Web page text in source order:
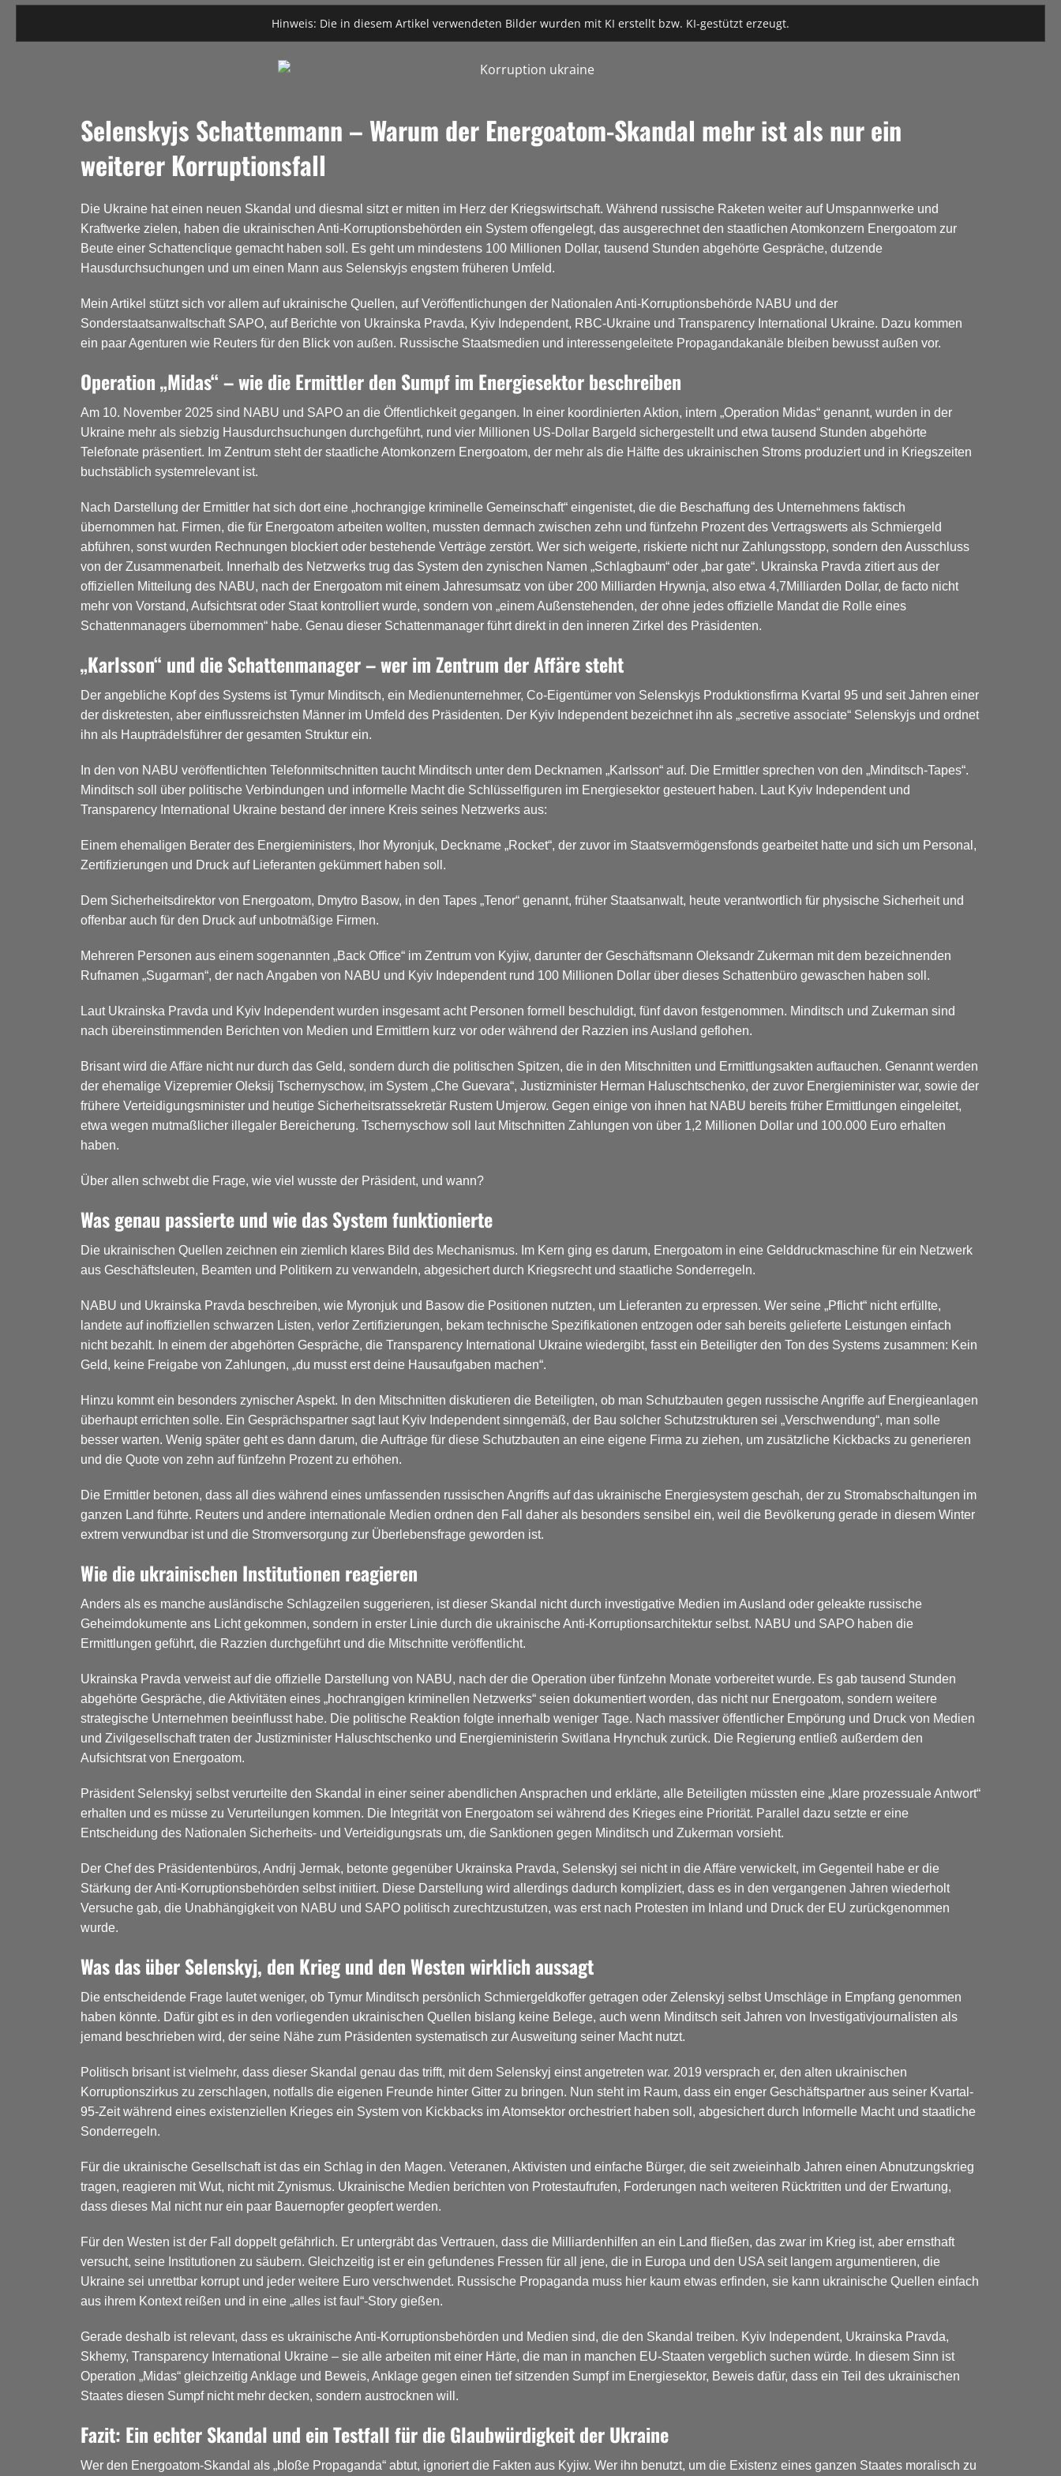
Hinweis: Die in diesem Artikel verwendeten Bilder wurden mit KI erstellt bzw. KI-gestützt erzeugt.
Selenskyjs Schattenmann – Warum der Energoatom-Skandal mehr ist als nur ein
weiterer Korruptionsfall
Die Ukraine hat einen neuen Skandal und diesmal sitzt er mitten im Herz der Kriegswirtschaft. Während russische Raketen weiter auf Umspannwerke und
Kraftwerke zielen, haben die ukrainischen Anti-Korruptionsbehörden ein System offengelegt, das ausgerechnet den staatlichen Atomkonzern Energoatom zur
Beute einer Schattenclique gemacht haben soll. Es geht um mindestens 100 Millionen Dollar, tausend Stunden abgehörte Gespräche, dutzende
Hausdurchsuchungen und um einen Mann aus Selenskyjs engstem früheren Umfeld.
Mein Artikel stützt sich vor allem auf ukrainische Quellen, auf Veröffentlichungen der Nationalen Anti-Korruptionsbehörde NABU und der
Sonderstaatsanwaltschaft SAPO, auf Berichte von Ukrainska Pravda, Kyiv Independent, RBC-Ukraine und Transparency International Ukraine. Dazu kommen
ein paar Agenturen wie Reuters für den Blick von außen. Russische Staatsmedien und interessengeleitete Propagandakanäle bleiben bewusst außen vor.
Operation „Midas“ – wie die Ermittler den Sumpf im Energiesektor beschreiben
Am 10. November 2025 sind NABU und SAPO an die Öffentlichkeit gegangen. In einer koordinierten Aktion, intern „Operation Midas“ genannt, wurden in der
Ukraine mehr als siebzig Hausdurchsuchungen durchgeführt, rund vier Millionen US-Dollar Bargeld sichergestellt und etwa tausend Stunden abgehörte
Telefonate präsentiert. Im Zentrum steht der staatliche Atomkonzern Energoatom, der mehr als die Hälfte des ukrainischen Stroms produziert und in Kriegszeiten
buchstäblich systemrelevant ist.
Nach Darstellung der Ermittler hat sich dort eine „hochrangige kriminelle Gemeinschaft“ eingenistet, die die Beschaffung des Unternehmens faktisch
übernommen hat. Firmen, die für Energoatom arbeiten wollten, mussten demnach zwischen zehn und fünfzehn Prozent des Vertragswerts als Schmiergeld
abführen, sonst wurden Rechnungen blockiert oder bestehende Verträge zerstört. Wer sich weigerte, riskierte nicht nur Zahlungsstopp, sondern den Ausschluss
von der Zusammenarbeit. Innerhalb des Netzwerks trug das System den zynischen Namen „Schlagbaum“ oder „bar gate“. Ukrainska Pravda zitiert aus der
offiziellen Mitteilung des NABU, nach der Energoatom mit einem Jahresumsatz von über 200 Milliarden Hrywnja, also etwa 4,7Milliarden Dollar, de facto nicht
mehr von Vorstand, Aufsichtsrat oder Staat kontrolliert wurde, sondern von „einem Außenstehenden, der ohne jedes offizielle Mandat die Rolle eines
Schattenmanagers übernommen“ habe. Genau dieser Schattenmanager führt direkt in den inneren Zirkel des Präsidenten.
„Karlsson“ und die Schattenmanager – wer im Zentrum der Affäre steht
Der angebliche Kopf des Systems ist Tymur Minditsch, ein Medienunternehmer, Co-Eigentümer von Selenskyjs Produktionsfirma Kvartal 95 und seit Jahren einer
der diskretesten, aber einflussreichsten Männer im Umfeld des Präsidenten. Der Kyiv Independent bezeichnet ihn als „secretive associate“ Selenskyjs und ordnet
ihn als Haupträdelsführer der gesamten Struktur ein.
In den von NABU veröffentlichten Telefonmitschnitten taucht Minditsch unter dem Decknamen „Karlsson“ auf. Die Ermittler sprechen von den „Minditsch-Tapes“.
Minditsch soll über politische Verbindungen und informelle Macht die Schlüsselfiguren im Energiesektor gesteuert haben. Laut Kyiv Independent und
Transparency International Ukraine bestand der innere Kreis seines Netzwerks aus:
Einem ehemaligen Berater des Energieministers, Ihor Myronjuk, Deckname „Rocket“, der zuvor im Staatsvermögensfonds gearbeitet hatte und sich um Personal,
Zertifizierungen und Druck auf Lieferanten gekümmert haben soll.
Dem Sicherheitsdirektor von Energoatom, Dmytro Basow, in den Tapes „Tenor“ genannt, früher Staatsanwalt, heute verantwortlich für physische Sicherheit und
offenbar auch für den Druck auf unbotmäßige Firmen.
Mehreren Personen aus einem sogenannten „Back Office“ im Zentrum von Kyjiw, darunter der Geschäftsmann Oleksandr Zukerman mit dem bezeichnenden
Rufnamen „Sugarman“, der nach Angaben von NABU und Kyiv Independent rund 100 Millionen Dollar über dieses Schattenbüro gewaschen haben soll.
Laut Ukrainska Pravda und Kyiv Independent wurden insgesamt acht Personen formell beschuldigt, fünf davon festgenommen. Minditsch und Zukerman sind
nach übereinstimmenden Berichten von Medien und Ermittlern kurz vor oder während der Razzien ins Ausland geflohen.
Brisant wird die Affäre nicht nur durch das Geld, sondern durch die politischen Spitzen, die in den Mitschnitten und Ermittlungsakten auftauchen. Genannt werden
der ehemalige Vizepremier Oleksij Tschernyschow, im System „Che Guevara“, Justizminister Herman Haluschtschenko, der zuvor Energieminister war, sowie der
frühere Verteidigungsminister und heutige Sicherheitsratssekretär Rustem Umjerow. Gegen einige von ihnen hat NABU bereits früher Ermittlungen eingeleitet,
etwa wegen mutmaßlicher illegaler Bereicherung. Tschernyschow soll laut Mitschnitten Zahlungen von über 1,2 Millionen Dollar und 100.000 Euro erhalten
haben.
Über allen schwebt die Frage, wie viel wusste der Präsident, und wann?
Was genau passierte und wie das System funktionierte
Die ukrainischen Quellen zeichnen ein ziemlich klares Bild des Mechanismus. Im Kern ging es darum, Energoatom in eine Gelddruckmaschine für ein Netzwerk
aus Geschäftsleuten, Beamten und Politikern zu verwandeln, abgesichert durch Kriegsrecht und staatliche Sonderregeln.
NABU und Ukrainska Pravda beschreiben, wie Myronjuk und Basow die Positionen nutzten, um Lieferanten zu erpressen. Wer seine „Pflicht“ nicht erfüllte,
landete auf inoffiziellen schwarzen Listen, verlor Zertifizierungen, bekam technische Spezifikationen entzogen oder sah bereits gelieferte Leistungen einfach
nicht bezahlt. In einem der abgehörten Gespräche, die Transparency International Ukraine wiedergibt, fasst ein Beteiligter den Ton des Systems zusammen: Kein
Geld, keine Freigabe von Zahlungen, „du musst erst deine Hausaufgaben machen“.
Hinzu kommt ein besonders zynischer Aspekt. In den Mitschnitten diskutieren die Beteiligten, ob man Schutzbauten gegen russische Angriffe auf Energieanlagen
überhaupt errichten solle. Ein Gesprächspartner sagt laut Kyiv Independent sinngemäß, der Bau solcher Schutzstrukturen sei „Verschwendung“, man solle
besser warten. Wenig später geht es dann darum, die Aufträge für diese Schutzbauten an eine eigene Firma zu ziehen, um zusätzliche Kickbacks zu generieren
und die Quote von zehn auf fünfzehn Prozent zu erhöhen.
Die Ermittler betonen, dass all dies während eines umfassenden russischen Angriffs auf das ukrainische Energiesystem geschah, der zu Stromabschaltungen im
ganzen Land führte. Reuters und andere internationale Medien ordnen den Fall daher als besonders sensibel ein, weil die Bevölkerung gerade in diesem Winter
extrem verwundbar ist und die Stromversorgung zur Überlebensfrage geworden ist.
Wie die ukrainischen Institutionen reagieren
Anders als es manche ausländische Schlagzeilen suggerieren, ist dieser Skandal nicht durch investigative Medien im Ausland oder geleakte russische
Geheimdokumente ans Licht gekommen, sondern in erster Linie durch die ukrainische Anti-Korruptionsarchitektur selbst. NABU und SAPO haben die
Ermittlungen geführt, die Razzien durchgeführt und die Mitschnitte veröffentlicht.
Ukrainska Pravda verweist auf die offizielle Darstellung von NABU, nach der die Operation über fünfzehn Monate vorbereitet wurde. Es gab tausend Stunden
abgehörte Gespräche, die Aktivitäten eines „hochrangigen kriminellen Netzwerks“ seien dokumentiert worden, das nicht nur Energoatom, sondern weitere
strategische Unternehmen beeinflusst habe. Die politische Reaktion folgte innerhalb weniger Tage. Nach massiver öffentlicher Empörung und Druck von Medien
und Zivilgesellschaft traten der Justizminister Haluschtschenko und Energieministerin Switlana Hrynchuk zurück. Die Regierung entließ außerdem den
Aufsichtsrat von Energoatom.
Präsident Selenskyj selbst verurteilte den Skandal in einer seiner abendlichen Ansprachen und erklärte, alle Beteiligten müssten eine „klare prozessuale Antwort“
erhalten und es müsse zu Verurteilungen kommen. Die Integrität von Energoatom sei während des Krieges eine Priorität. Parallel dazu setzte er eine
Entscheidung des Nationalen Sicherheits- und Verteidigungsrats um, die Sanktionen gegen Minditsch und Zukerman vorsieht.
Der Chef des Präsidentenbüros, Andrij Jermak, betonte gegenüber Ukrainska Pravda, Selenskyj sei nicht in die Affäre verwickelt, im Gegenteil habe er die
Stärkung der Anti-Korruptionsbehörden selbst initiiert. Diese Darstellung wird allerdings dadurch kompliziert, dass es in den vergangenen Jahren wiederholt
Versuche gab, die Unabhängigkeit von NABU und SAPO politisch zurechtzustutzen, was erst nach Protesten im Inland und Druck der EU zurückgenommen
wurde.
Was das über Selenskyj, den Krieg und den Westen wirklich aussagt
Die entscheidende Frage lautet weniger, ob Tymur Minditsch persönlich Schmiergeldkoffer getragen oder Zelenskyj selbst Umschläge in Empfang genommen
haben könnte. Dafür gibt es in den vorliegenden ukrainischen Quellen bislang keine Belege, auch wenn Minditsch seit Jahren von Investigativjournalisten als
jemand beschrieben wird, der seine Nähe zum Präsidenten systematisch zur Ausweitung seiner Macht nutzt.
Politisch brisant ist vielmehr, dass dieser Skandal genau das trifft, mit dem Selenskyj einst angetreten war. 2019 versprach er, den alten ukrainischen
Korruptionszirkus zu zerschlagen, notfalls die eigenen Freunde hinter Gitter zu bringen. Nun steht im Raum, dass ein enger Geschäftspartner aus seiner Kvartal-
95-Zeit während eines existenziellen Krieges ein System von Kickbacks im Atomsektor orchestriert haben soll, abgesichert durch Informelle Macht und staatliche
Sonderregeln.
Für die ukrainische Gesellschaft ist das ein Schlag in den Magen. Veteranen, Aktivisten und einfache Bürger, die seit zweieinhalb Jahren einen Abnutzungskrieg
tragen, reagieren mit Wut, nicht mit Zynismus. Ukrainische Medien berichten von Protestaufrufen, Forderungen nach weiteren Rücktritten und der Erwartung,
dass dieses Mal nicht nur ein paar Bauernopfer geopfert werden.
Für den Westen ist der Fall doppelt gefährlich. Er untergräbt das Vertrauen, dass die Milliardenhilfen an ein Land fließen, das zwar im Krieg ist, aber ernsthaft
versucht, seine Institutionen zu säubern. Gleichzeitig ist er ein gefundenes Fressen für all jene, die in Europa und den USA seit langem argumentieren, die
Ukraine sei unrettbar korrupt und jeder weitere Euro verschwendet. Russische Propaganda muss hier kaum etwas erfinden, sie kann ukrainische Quellen einfach
aus ihrem Kontext reißen und in eine „alles ist faul“-Story gießen.
Gerade deshalb ist relevant, dass es ukrainische Anti-Korruptionsbehörden und Medien sind, die den Skandal treiben. Kyiv Independent, Ukrainska Pravda,
Skhemy, Transparency International Ukraine – sie alle arbeiten mit einer Härte, die man in manchen EU-Staaten vergeblich suchen würde. In diesem Sinn ist
Operation „Midas“ gleichzeitig Anklage und Beweis, Anklage gegen einen tief sitzenden Sumpf im Energiesektor, Beweis dafür, dass ein Teil des ukrainischen
Staates diesen Sumpf nicht mehr decken, sondern austrocknen will.
Fazit: Ein echter Skandal und ein Testfall für die Glaubwürdigkeit der Ukraine
Wer den Energoatom-Skandal als „bloße Propaganda“ abtut, ignoriert die Fakten aus Kyjiw. Wer ihn benutzt, um die Existenz eines ganzen Staates moralisch zu